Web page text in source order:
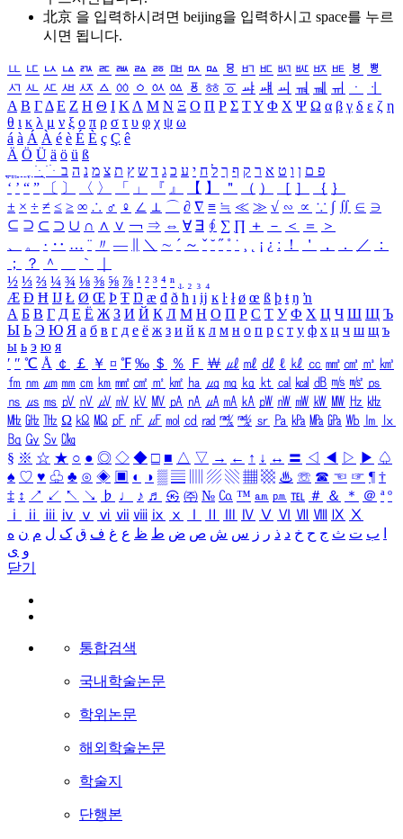
北京 을 입력하시려면 beijing을 입력하시고 space를 누르
시면 됩니다.
ㅥ ㅦ ㅧ ㅨ ㅩ ㅪ ㅫ ㅬ ㅭ ㅮ ㅯ ㅰ ㅱ ㅲ ㅳ ㅴ ㅵ ㅶ ㅷ ㅸ
ㅹ
ㅺ ㅻ ㅼ ㅽ ㅾ ㅿ ㆀ ㆁ ㆂ ㆃ ㆄ ㆅ ㆆ ㆇ ㆈ ㆉ ㆊ ㆋ ㆌ ㆍ
ㆎ
Α Β ΓΔ Ε Ζ Η Θ Ι ΚΛ Μ Ν Ξ Ο Π Ρ Σ ΤΥ Φ Χ Ψ Ω α β γ δ ε ζ η
θ ι κ λ μ ν ξ ο π ρ σ τ υ φ χ ψ ω
á à Á À é è É È ç Ç ê
Ä Ö Ü ä ö ü ß
ִֶֹ ֻּ ׁׂ פ ם ן ו ט א ר ק ף ך ל ח י ע כ ג ד ש ץ ת צ מ נ ה ב
‘ ’ “ ” 〔 〕 〈 〉 「 」 『 』 【 】 ＂ （ ） ［ ］ ｛ ｝
± × ÷ ≠ ≤ ≥ ∞ ∴ ♂ ♀ ∠ ⊥ ⌒ ∂ ∇ ≡ ≒ ≪ ≫ √ ∽ ∝ ∵ ∫ ∬ ∈ ∋
⊆ ⊇ ⊂ ⊃ ∪ ∩ ∧ ∨ ￢ ⇒ ⇔ ∀ ∃ ∮ ∑ ∏ ＋ － ＜ ＝
＞
、
。 · ‥ … ¨ 〃 ― ＼ ∼ ´ ～ ˇ ˘ ˝ ˚ ˙ ¸ ¡ ¿ ː ！ ＇ ， ． ／
：
；
？ ＾ ｀
½ ⅓ ⅔ ¼ ¾ ⅛ ⅜ ⅝ ⅞ ¹ ² ³ ⁴ ⁿ ₁ ₂ ₃ ₄
Æ Ð Ħ Ĳ Ł Ø Œ Þ Ŧ Ŋ æ đ ð ħ ı ĳ ĸ ŀ ł ø œ ß þ ŧ ŋ ŉ
А Б В Г Д Е Ё Ж З И Й К Л М Н О П Р С Т У Ф Х Ц Ч Ш Щ Ъ
Ы Ь Э Ю Я а б в г д е ё ж з и й к л м н о п р с т у ф х ц ч ш щ ъ
ы ь э ю я
′ ″ ℃ Å ￠ ￡ ￥ ¤ ℉ ‰ ＄ ％ Ｆ ￦ ㎕ ㎖ ㎗ ℓ ㎘ ㏄ ㎣ ㎤ ㎥ ㎦
㎙ ㎚ ㎛ ㎜ ㎝ ㎞ ㎟ ㎠ ㎡ ㎢ ㏊ ㎍ ㎎ ㎏ ㏏ ㎈ ㎉ ㏈ ㎧ ㎨ ㎰
㎱ ㎲ ㎳ ㎴ ㎵ ㎶ ㎷ ㎸ ㎹ ㎀ ㎁ ㎂ ㎃ ㎄ ㎺ ㎻ ㎽ ㎾ ㎿ ㎐ ㎑
㎒ ㎓ ㎔ Ω ㏀ ㏁ ㎊ ㎋ ㎌ ㏖ ㏅ ㎭ ㎮ ㎯ ㏛ ㎩ ㎪ ㎫ ㎬ ㏝ ㏐
㏓
㏃ ㏉ ㏜ ㏆
§ ※ ☆ ★ ○ ● ◎ ◇ ◆ □ ■ △ ▽ → ← ↑ ↓ ↔ 〓 ◁ ◀ ▷ ▶ ♤
♠ ♡ ♥ ♧ ♣ ⊙ ◈ ▣ ◐ ◑ ▒ ▤ ▨ ▧ ▦ ▩ ♨ ☏ ☎ ☜ ☞ ¶ †
‡ ↕ ↗ ↙ ↖ ↘ ♭ ♩ ♪ ♬ ㉿ ㈜ № ㏇ ™ ㏂ ㏘ ℡ ＃ ＆ ＊ ＠ ª º
ⅰ
ⅱ ⅲ ⅳ ⅴ ⅵ ⅶ ⅷ ⅸ ⅹ Ⅳ Ⅴ Ⅵ Ⅶ Ⅷ Ⅸ Ⅹ
ب ت ث ج ح خ د ذ ر ز س ش ص ض ط ظ ع غ ف ق ک ل م ن ه
و ی
닫기
통합검색
국내학술논문
학위논문
해외학술논문
학술지
단행본